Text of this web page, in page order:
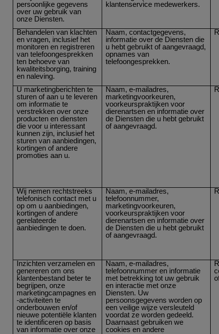
persoonlijke gegevens
over uw gebruik van
onze Diensten.
klantenservice medewerkers.
Behandelen van klachten
en vragen, inclusief het
monitoren en registreren
van telefoongesprekken
ten behoeve van
kwaliteitsborging, training
en naleving.
Naam, contactgegevens,
informatie over de Diensten die
u hebt gebruikt of aangevraagd,
opnames van
telefoongesprekken.
U marketingberichten te
sturen of aan u te leveren
om informatie te
verstrekken over onze
producten en diensten
die voor u interessant
kunnen zijn, inclusief het
sturen van aanbiedingen,
kortingen of andere
promoties aan u.
Naam, e-mailadres,
marketingvoorkeuren,
voorkeurspraktijken voor
dierenartsen en informatie over
de Diensten die u hebt gebruikt
of aangevraagd.
Wij nemen rechtstreeks
telefonisch contact met u
op om u aanbiedingen,
kortingen of andere
gerelateerde
aanbiedingen te doen.
Naam, e-mailadres,
telefoonnummer,
marketingvoorkeuren,
voorkeurspraktijken voor
dierenartsen en informatie over
de Diensten die u hebt gebruikt
of aangevraagd.
Inzichten verzamelen en
genereren om ons
klantenbestand beter te
begrijpen, onze
marketingcampagnes en
-activiteiten te
onderbouwen en/of
nieuwe potentiële klanten
te identificeren op basis
van informatie over onze
Naam, e-mailadres,
telefoonnummer en informatie
met betrekking tot uw gebruik
en interactie met onze
Diensten. Uw
persoonsgegevens worden op
een veilige wijze versleuteld
voordat ze worden gedeeld.
Daarnaast gebruiken we
cookies en andere